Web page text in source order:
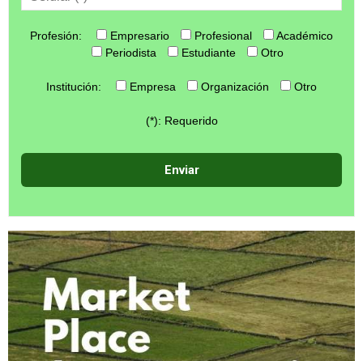
Profesión: Empresario Profesional
Académico
Periodista
Estudiante Otro
Institución: Empresa Organización Otro
(*): Requerido